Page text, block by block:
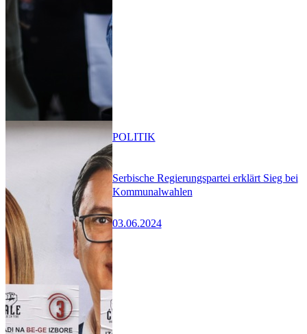
Serbische Regierungspartei erklärt Sieg bei
Kommunalwahlen
03.06.2024
POLITIK